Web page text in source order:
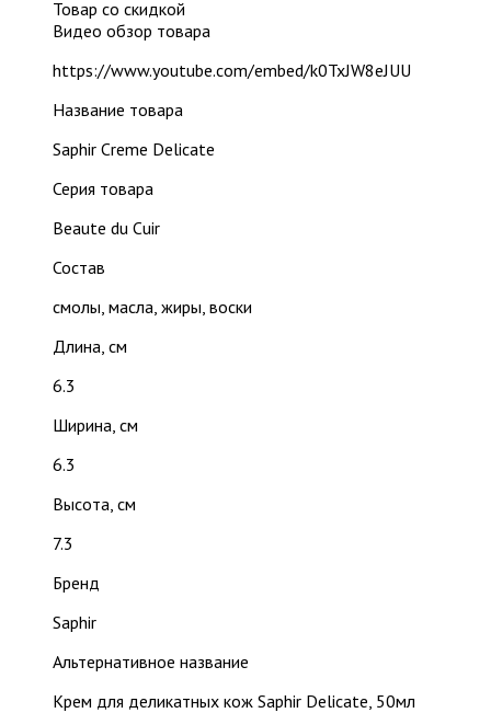
Товар со скидкой
Видео обзор товара
https://www.youtube.com/embed/k0TxJW8eJUU
Название товара
Saphir Creme Delicate
Серия товара
Beaute du Cuir
Состав
смолы, масла, жиры, воски
Длина, см
6.3
Ширина, см
6.3
Высота, см
7.3
Бренд
Saphir
Альтернативное название
Крем для деликатных кож Saphir Delicate, 50мл